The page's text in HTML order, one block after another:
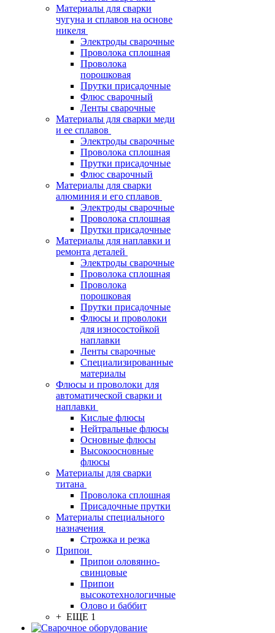
Материалы для сварки
чугуна и сплавов на основе
никеля
Электроды сварочные
Проволока сплошная
Проволока
порошковая
Прутки присадочные
Флюс сварочный
Ленты сварочные
Материалы для сварки меди
и ее сплавов
Электроды сварочные
Проволока сплошная
Прутки присадочные
Флюс сварочный
Материалы для сварки
алюминия и его сплавов
Электроды сварочные
Проволока сплошная
Прутки присадочные
Материалы для наплавки и
ремонта деталей
Электроды сварочные
Проволока сплошная
Проволока
порошковая
Прутки присадочные
Флюсы и проволоки
для износостойкой
наплавки
Ленты сварочные
Специализированные
материалы
Флюсы и проволоки для
автоматической сварки и
наплавки
Кислые флюсы
Нейтральные флюсы
Основные флюсы
Высокоосновные
флюсы
Материалы для сварки
титана
Проволока сплошная
Присадочные прутки
Материалы специального
назначения
Строжка и резка
Припои
Припои оловянно-
свинцовые
Припои
высокотехнологичные
Олово и баббит
+ ЕЩЕ 1